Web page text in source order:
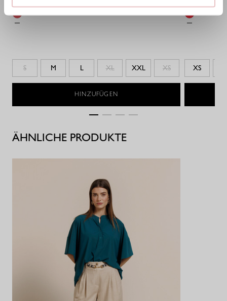
S M L XL XXL XS
HINZUFÜGEN
XS
ÄHNLICHE PRODUKTE